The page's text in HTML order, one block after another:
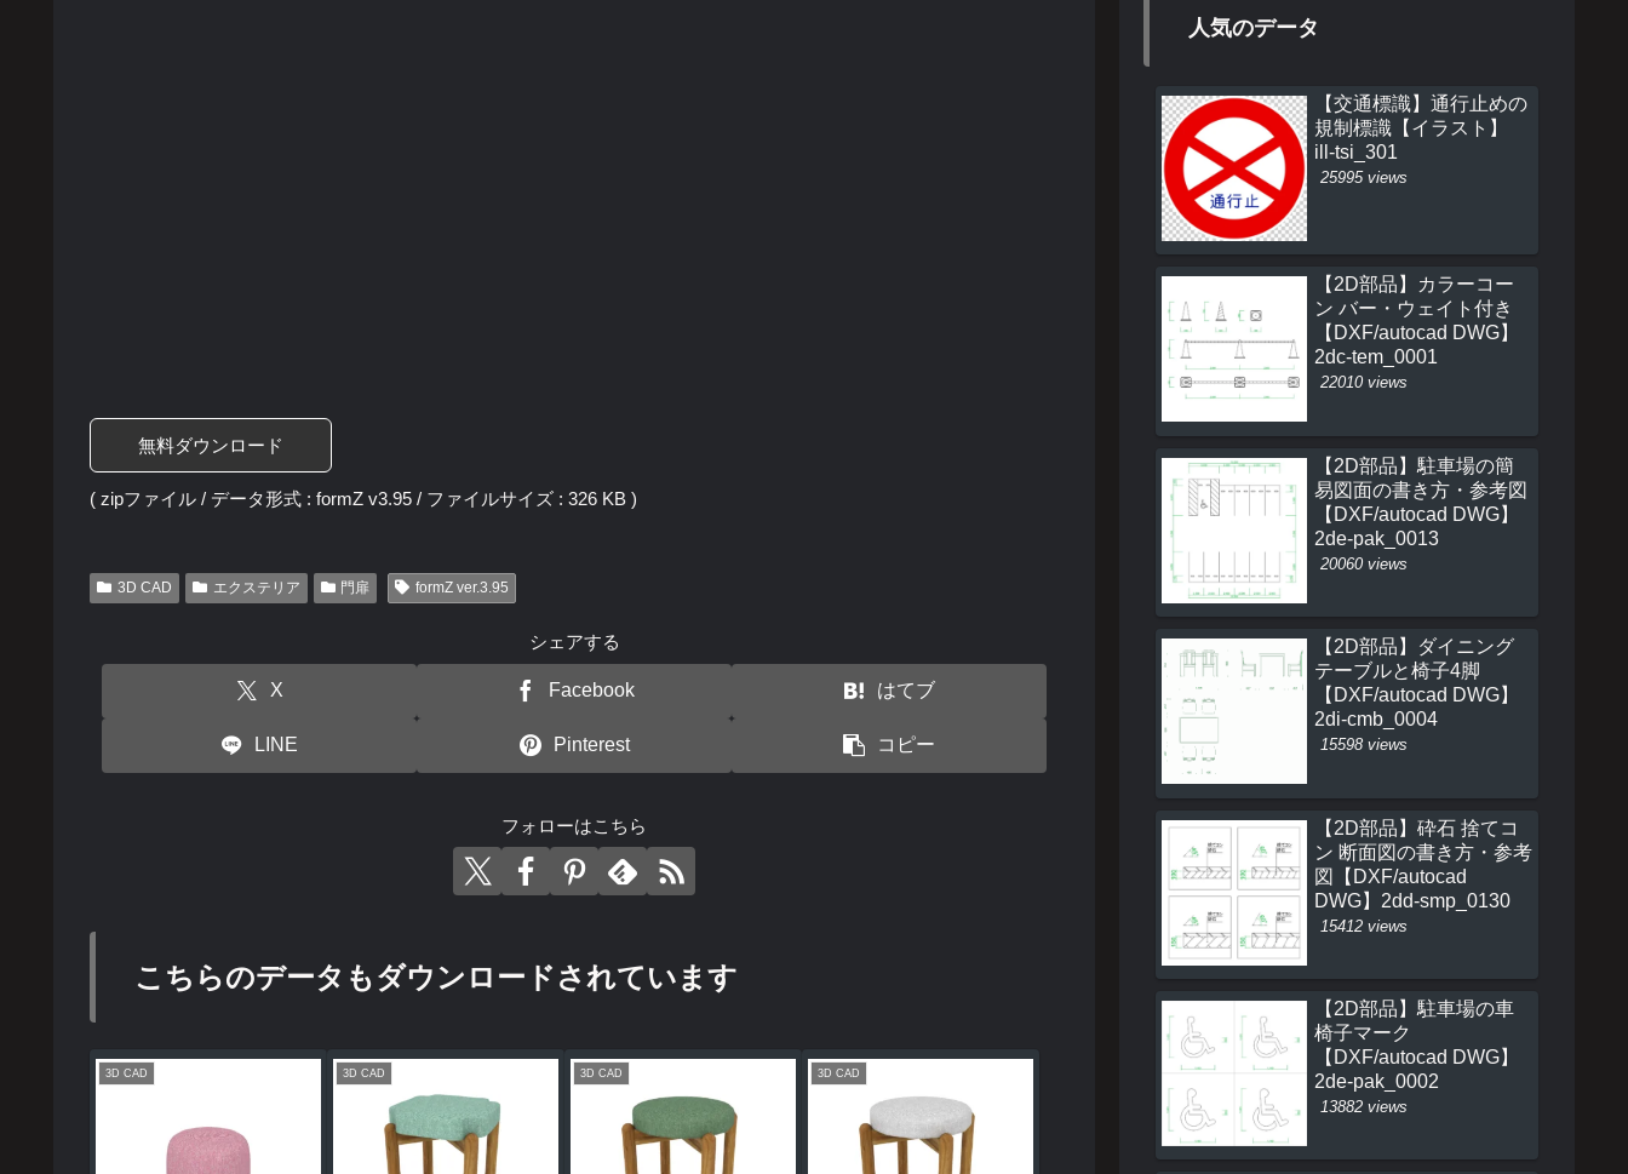
無料ダウンロード
( zipファイル / データ形式 : formZ v3.95 / ファイルサイズ : 326 KB )
3D CAD エクステリア 門扉 formZ ver.3.95
シェアする
X Facebook はてブ
LINE Pinterest コピー
フォローはこちら
こちらのデータもダウンロードされています
3D CAD 3D CAD 3D CAD 3D CAD
人気のデータ
【交通標識】通行止めの
規制標識【イラスト】
ill-tsi_301
25995 views
【2D部品】カラーコー
ン バー・ウェイト付き
【DXF/autocad DWG】
2dc-tem_0001
22010 views
【2D部品】駐車場の簡
易図面の書き方・参考図
【DXF/autocad DWG】
2de-pak_0013
20060 views
【2D部品】ダイニング
テーブルと椅子4脚
【DXF/autocad DWG】
2di-cmb_0004
15598 views
【2D部品】砕石 捨てコ
ン 断面図の書き方・参考
図【DXF/autocad
DWG】2dd-smp_0130
15412 views
【2D部品】駐車場の車
椅子マーク
【DXF/autocad DWG】
2de-pak_0002
13882 views